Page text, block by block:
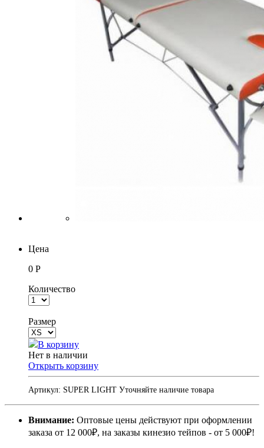
Цена
0 Р
Количество
Размер
В корзину
Нет в наличии
Открыть корзину
Артикул: SUPER LIGHT Уточняйте наличие товара
Внимание: Оптовые цены действуют при оформлении
заказа от 12 000₽, на заказы кинезио тейпов - от 5 000₽!